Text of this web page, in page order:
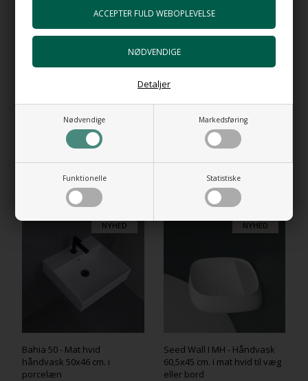
Nødvendige Markedsføring
Funktionelle Statistiske
Detaljer
Bundventil Push i forkromet messing
+489,00 DKK
Gå til varen
HI-TECH 5 Vandlås luksus udgave
RELATEREDE PRODUKTER
NYHED
Bahia 50 - Mat hvid
håndvask 50x46 cm. i
porcelæn
NYHED
Seed Wall I MH - Håndvask
60,5x45 cm. i mat hvid til væg
eller bord